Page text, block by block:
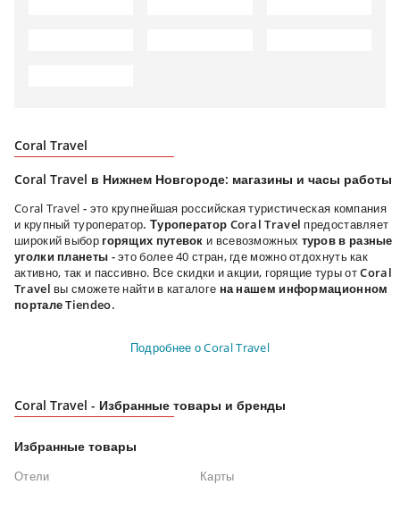
Coral Travel
Coral Travel в Нижнем Новгороде: магазины и часы работы
Coral Travel - это крупнейшая российская туристическая компания
и крупный туроператор. Туроператор Coral Travel предоставляет
широкий выборгорящих путевок и всевозможных туров в разные
уголки планеты -это более 40 стран, где можно отдохнуть как
активно, так и пассивно. Все скидки и акции, горящие туры отCoral
Travel вы сможете найти в каталоге на нашем информационном
порталеTiendeo.
Подробнее о Coral Travel
Coral Travel - Избранные товары и бренды
Избранные товары
Отели Карты